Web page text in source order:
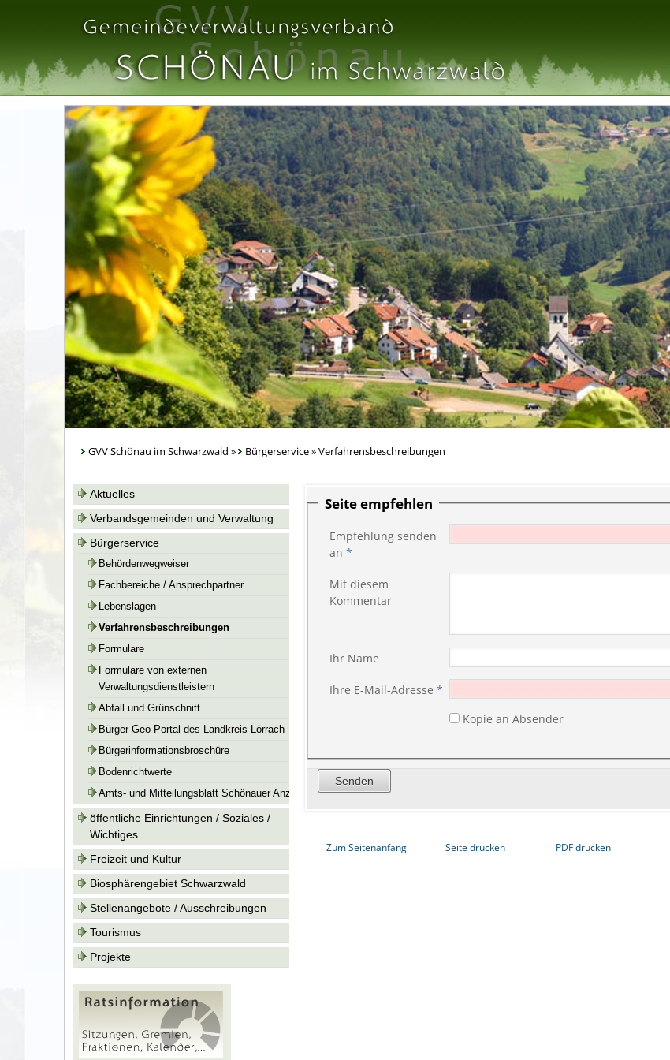
GVV Schönau im Schwarzwald » Bürgerservice»Verfahrensbeschreibungen
Aktuelles
Verbandsgemeinden und Verwaltung
Bürgerservice
Behördenwegweiser
Fachbereiche / Ansprechpartner
Lebenslagen
Verfahrensbeschreibungen
Formulare
Formulare von externen
Verwaltungsdienstleistern
Abfall und Grünschnitt
Bürger-Geo-Portal des Landkreis Lörrach
Bürgerinformationsbroschüre
Bodenrichtwerte
Amts- und Mitteilungsblatt Schönauer Anzeiger
öffentliche Einrichtungen / Soziales /
Wichtiges
Freizeit und Kultur
Biosphärengebiet Schwarzwald
Stellenangebote / Ausschreibungen
Tourismus
Projekte
Seite empfehlen
Empfehlung senden
an *
Mit diesem
Kommentar
Ihr Name
Ihre E-Mail-Adresse *
Kopie an Absender
Zum Seitenanfang Seite drucken PDF drucken